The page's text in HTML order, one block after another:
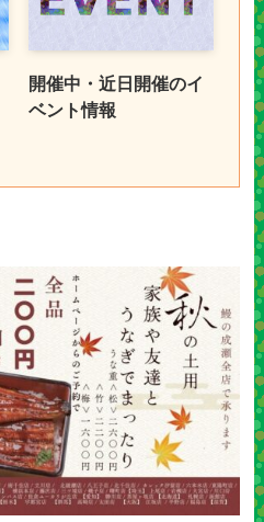
開催中・近日開催のイ
ベント情報